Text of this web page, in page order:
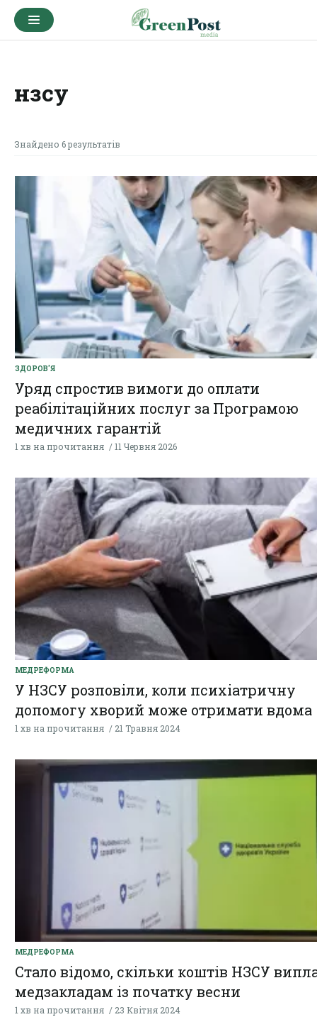
нзсу
Знайдено 6 результатів
ЗДОРОВ'Я
Уряд спростив вимоги до оплати
реабілітаційних послуг за Програмою
медичних гарантій
1 хв на прочитання 11 Червня 2026
МЕДРЕФОРМА
У НЗСУ розповіли, коли психіатричну
допомогу хворий може отримати вдома
1 хв на прочитання 21 Травня 2024
МЕДРЕФОРМА
Стало відомо, скільки коштів НЗСУ
медзакладам із початку весни
1 хв на прочитання 23 Квітня 2024